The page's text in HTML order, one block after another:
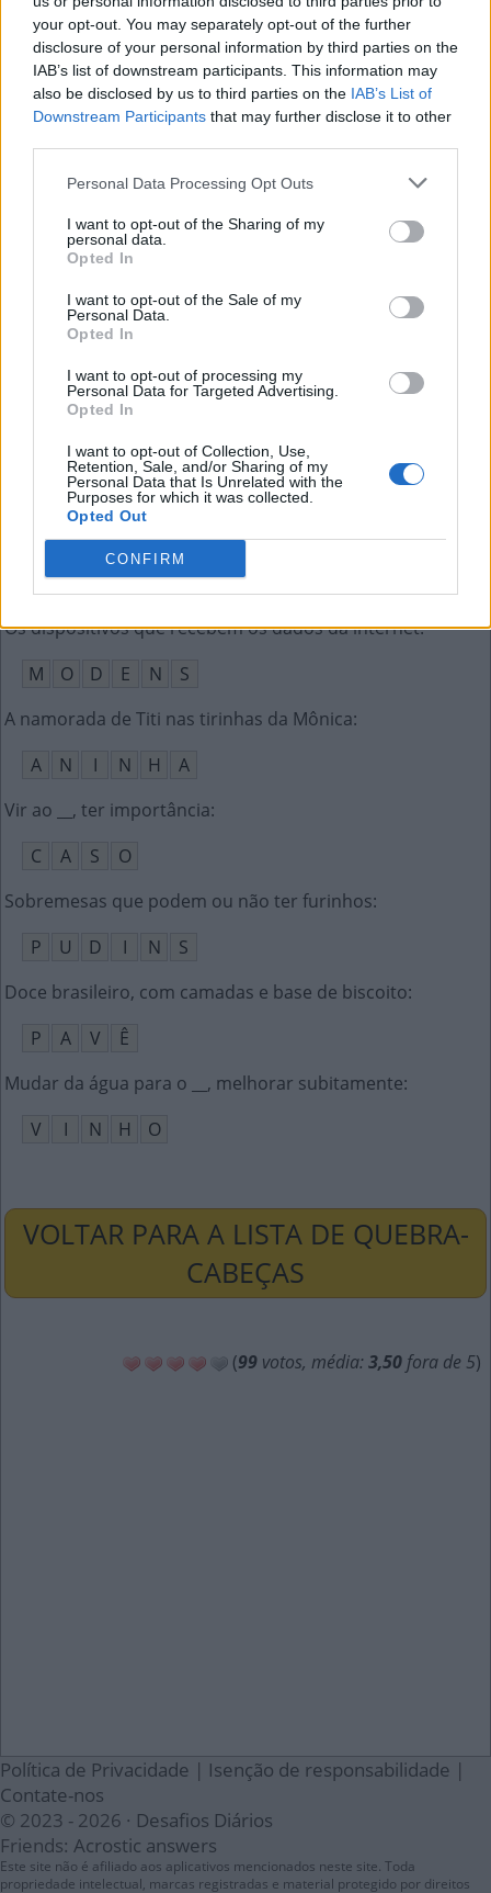
your opt-out. You may separately opt-out of the further
disclosure of your personal information by third parties on the
IAB’s list of downstream participants. This information may
also be disclosed by us to third parties on the IAB’s List of
Downstream Participants that may further disclose it to other
Personal Data Processing Opt Outs
I want to opt-out of the Sharing of my
personal data.
Opted In
I want to opt-out of the Sale of my
Personal Data.
Opted In
I want to opt-out of processing my
Personal Data for Targeted Advertising.
Opted In
I want to opt-out of Collection, Use,
Retention, Sale, and/or Sharing of my
Personal Data that Is Unrelated with the
Purposes for which it was collected.
Opted Out
CONFIRM
R
I N D
O
C
A S O
"Sem __!", o mesmo que deixa disso
E
S S
A
Acontece quando pego o telefone que estava tocando
T E N D
O
Tênues, delgados
U T I
S
Ô N I
A
O Jacobs que é estilista:
A R
C
Expressando divertimento com a voz:
I N D
O
Os dispositivos que recebem os dados da internet:
M
O D E N
S
A namorada de Titi nas tirinhas da Mônica:
A
N I N H
A
Vir ao __, ter importância:
C
A S
O
Sobremesas que podem ou não ter furinhos:
P
U D I N
S
Doce brasileiro, com camadas e base de biscoito:
P
A V
Ê
Mudar da água para o __, melhorar subitamente:
V
I N H O
VOLTAR PARA A LISTA DE QUEBRA-
CABEÇAS
(99 votos, média: 3,50 fora de 5)
Política de Privacidade | Isenção de responsabilidade |
Contate-nos
© 2023 - 2026 · Desafios Diários
Friends: Acrostic answers
Este site não é afiliado aos aplicativos mencionados neste site. Toda
propriedade intelectual, marcas registradas e material protegido por direitos